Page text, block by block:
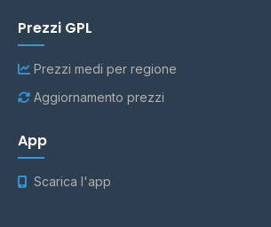
Prezzi GPL
Prezzi medi per regione
Aggiornamento prezzi
App
Scarica l'app